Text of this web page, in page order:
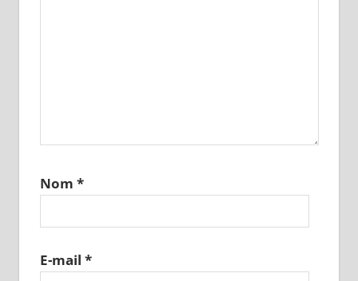
Nom *
E-mail *